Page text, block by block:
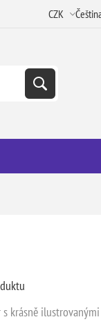
krásně